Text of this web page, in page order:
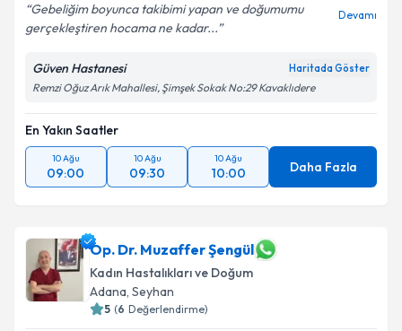
Gebeliğim boyunca takibimi yapan ve doğumumu
gerçekleştiren hocama ne kadar...
Devamı
Güven Hastanesi Haritada Göster
Remzi Oğuz Arık Mahallesi, Şimşek Sokak No:29 Kavaklıdere
En Yakın Saatler
10 Ağu
09:00
10 Ağu
09:30
10 Ağu
10:00 Daha Fazla
Op. Dr. Muzaffer Şengül
Kadın Hastalıkları ve Doğum
Adana, Seyhan
5 (6 Değerlendirme)